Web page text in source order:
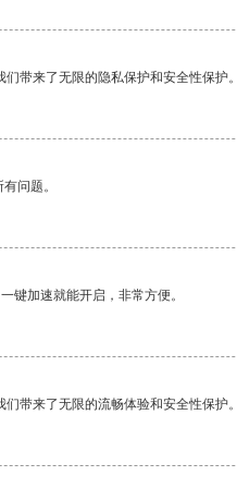
带来了无限的隐私保护和安全性保护
问题。
键加速就能开启，非常方便。
带来了无限的流畅体验和安全性保护